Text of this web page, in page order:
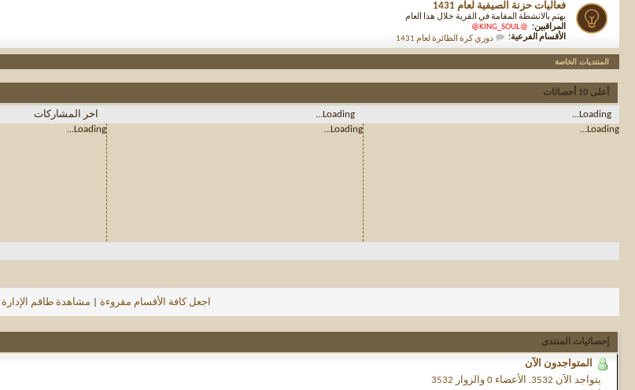
فعاليات حزنة الصيفية لعام 1431
يهتم بالانشطة المقامة في القرية خلال هذا العام
المراقبين: @KING_SOUL@
الأقسام الفرعية:
دوري كرة الطائرة لعام 1431
المنتديات الخاصة
أعلى 10 أحصائات
Loading...
Loading...
اخر المشاركات
Loading...
Loading...
Loading...
اجعل كافة الأقسام مقروءة مشاهدة طاقم الإدارة
إحصائيات المنتدى
المتواجدون الآن
يتواجد الآن
الأعضاء 0 والزوار 3532